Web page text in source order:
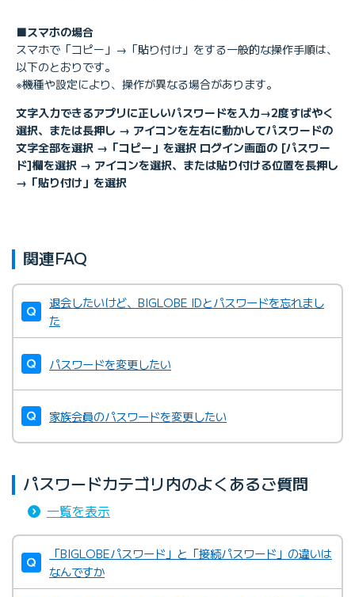
■スマホの場合
スマホで「コピー」→「貼り付け」をする一般的な操作手順は、
以下のとおりです。
※機種や設定により、操作が異なる場合があります。
文字入力できるアプリに正しいパスワードを入力→2度すばやく
選択、または長押し → アイコンを左右に動かしてパスワードの
文字全部を選択 →「コピー」を選択 ログイン画面の [パスワー
ド]欄を選択 → アイコンを選択、または貼り付ける位置を長押し
→「貼り付け」を選択
関連FAQ
退会したいけど、BIGLOBE IDとパスワードを忘れまし
た
パスワードを変更したい
家族会員のパスワードを変更したい
パスワードカテゴリ内のよくあるご質問
一覧を表示
「BIGLOBEパスワード」と「接続パスワード」の違いは
なんですか